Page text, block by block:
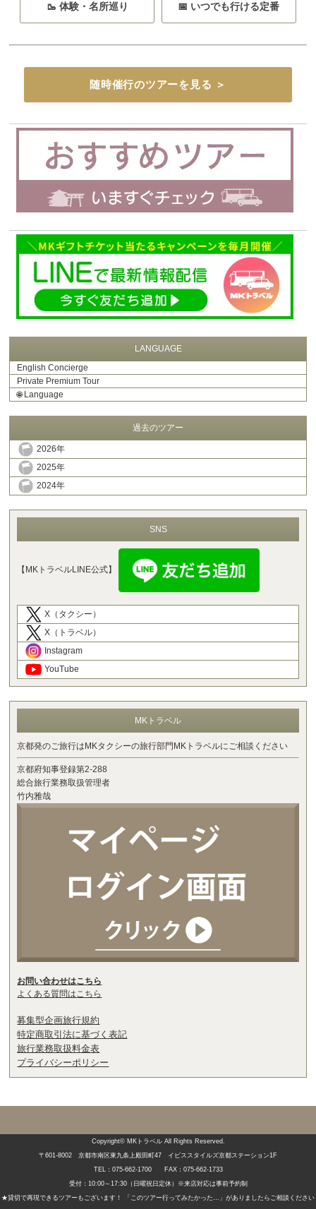
🥾 体験・名所巡り 📅 いつでも行ける定番
随時催行のツアーを見る ＞
LANGUAGE
English Concierge
Private Premium Tour
🌐Language
過去のツアー
2026年
2025年
2024年
SNS
【MKトラベルLINE公式】
X（タクシー）
X（トラベル）
Instagram
YouTube
MKトラベル
京都発のご旅行はMKタクシーの旅行部門MKトラベルにご相談ください
京都府知事登録第2-288
総合旅行業務取扱管理者
竹内雅哉
お問い合わせはこちら
よくある質問はこちら
募集型企画旅行規約
特定商取引法に基づく表記
旅行業務取扱料金表
プライバシーポリシー
Copyright© MKトラベルAll Rights Reserved.
〒601-8002 京都市南区東九条上殿田町47 イビススタイルズ京都ステーション1F
TEL：075-662-1700 FAX：075-662-1733
受付：10:00～17:30（日曜祝日定休）※来店対応は事前予約制
★貸切で再現できるツアーもございます！ 「このツアー行ってみたかった…」がありましたらご相談ください